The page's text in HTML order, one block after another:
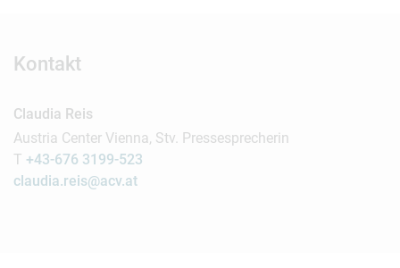
Kontakt
Claudia Reis
Austria Center Vienna, Stv. Pressesprecherin
T +43-676 3199-523
claudia.reis@acv.at